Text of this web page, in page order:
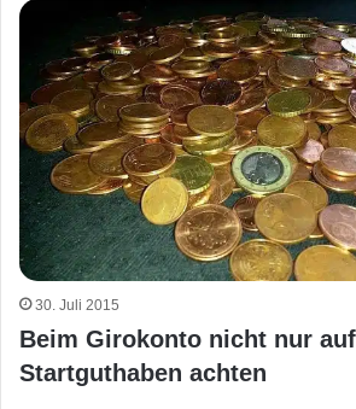
30. Juli 2015
Beim Girokonto nicht nur
Startguthaben achten